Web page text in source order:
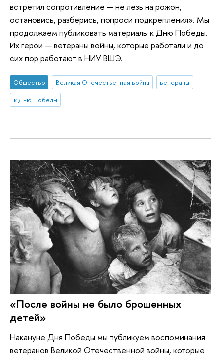
встретил сопротивление — не лезь на рожон,
остановись, разберись, попроси подкрепления». Мы
продолжаем публиковать материалы к Дню Победы.
Их герои — ветераны войны, которые работали и до
сих пор работают в НИУ ВШЭ.
Общество Великая Отечественная война
ветераны
к Дню Победы
«После войны не было брошенных
детей»
Накануне Дня Победы мы публикуем воспоминания
ветеранов Великой Отечественной войны, которые